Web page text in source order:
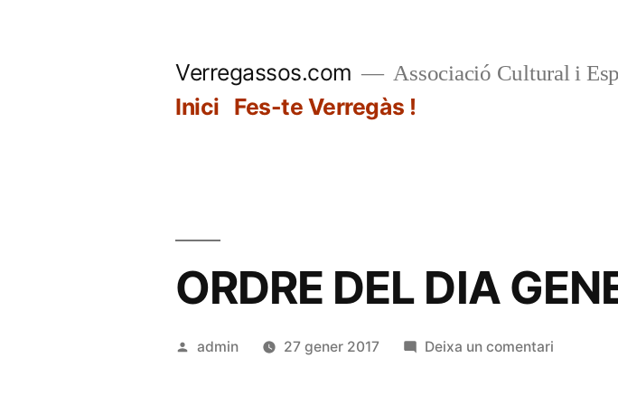
Verregassos.com Associació Cultural i
Inici Fes-te Verregàs !
ORDRE DEL DIA
Publicat
admin 27 gener 2017 Deixa un comentaria